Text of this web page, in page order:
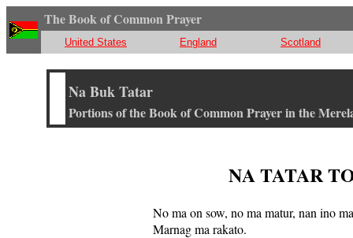
The Book of Common Prayer
United States England Scotland
Na Buk Tatar
Portions of the Book of Common Prayer in the
NA TATAR
No ma on sow, no ma matur, nan ino
Marnag ma rakato.